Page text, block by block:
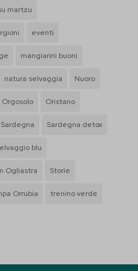
martzu
eventi
mangiarini buoni
natura selvaggia Nuoro
Orgosolo Oristano
Sardegna Sardegna detox
blu
Ogliastra Storie
Orrubia trenino verde
dettagli
i domini e i servizi che non
o che non sono stati
button--icon-placement